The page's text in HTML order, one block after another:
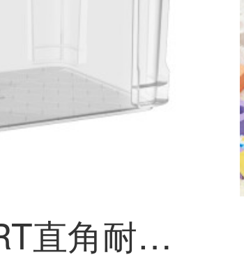
SPACEXPERT直角耐圧高透プラスチック収納箱14 L厚い衣類整理箱おもちゃ箱本箱